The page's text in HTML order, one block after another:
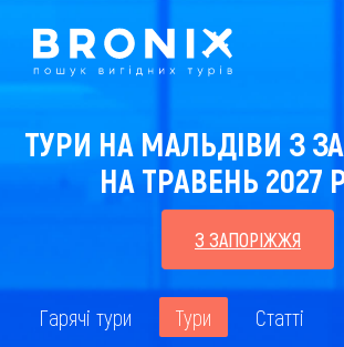
ТУРИ НА МАЛЬДІВИ З
НА ТРАВЕНЬ 2027
З ЗАПОРІЖЖЯ
Гарячі тури Тури Статті